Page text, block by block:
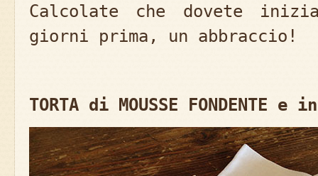
Calcolate che dovete
giorni prima, un abbraccio!
TORTA di MOUSSE FONDENTE